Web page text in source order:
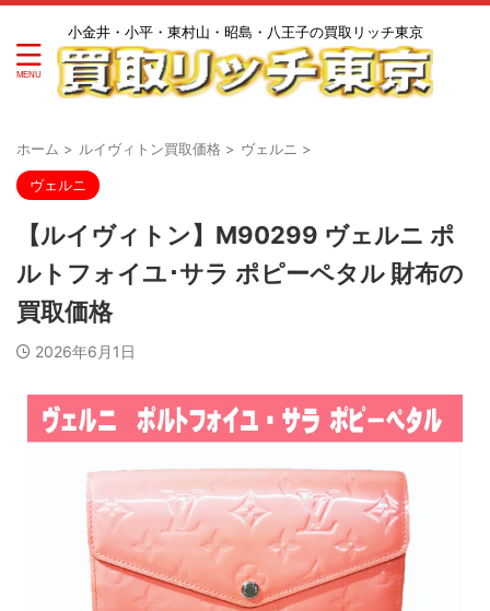
小金井・小平・東村山・昭島・八王子の買取リッチ東京
ホーム > ルイヴィトン買取価格 > ヴェルニ >
ヴェルニ
【ルイヴィトン】M90299 ヴェルニ ポ
ルトフォイユ･サラ ポピーペタル 財布の
買取価格
2026年6月1日